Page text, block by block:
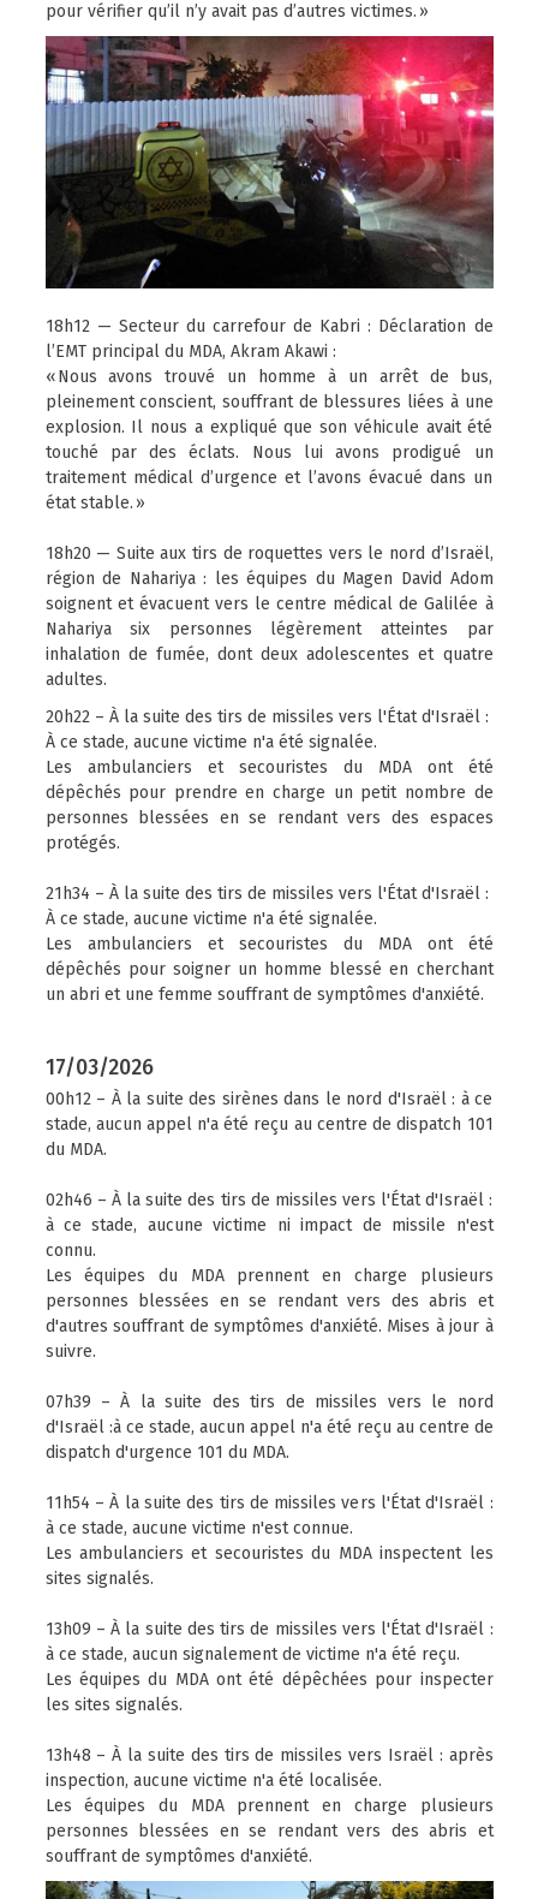
pour vérifier qu’il n’y avait pas d’autres victimes. »
18h12 — Secteur du carrefour de Kabri : Déclaration de
l’EMT principal du MDA, Akram Akawi :
« Nous avons trouvé un homme à un arrêt de bus,
pleinement conscient, souffrant de blessures liées à une
explosion. Il nous a expliqué que son véhicule avait été
touché par des éclats. Nous lui avons prodigué un
traitement médical d’urgence et l’avons évacué dans un
état stable. »
18h20 — Suite aux tirs de roquettes vers le nord d’Israël,
région de Nahariya : les équipes du Magen David Adom
soignent et évacuent vers le centre médical de Galilée à
Nahariya six personnes légèrement atteintes par
inhalation de fumée, dont deux adolescentes et quatre
adultes.
20h22 – À la suite des tirs de missiles vers l'État d'Israël :
À ce stade, aucune victime n'a été signalée.
Les ambulanciers et secouristes du MDA ont été
dépêchés pour prendre en charge un petit nombre de
personnes blessées en se rendant vers des espaces
protégés.
21h34 – À la suite des tirs de missiles vers l'État d'Israël :
À ce stade, aucune victime n'a été signalée.
Les ambulanciers et secouristes du MDA ont été
dépêchés pour soigner un homme blessé en cherchant
un abri et une femme souffrant de symptômes d'anxiété.
17/03/2026
00h12 – À la suite des sirènes dans le nord d'Israël : à ce
stade, aucun appel n'a été reçu au centre de dispatch 101
du MDA.
02h46 – À la suite des tirs de missiles vers l'État d'Israël :
à ce stade, aucune victime ni impact de missile n'est
connu.
Les équipes du MDA prennent en charge plusieurs
personnes blessées en se rendant vers des abris et
d'autres souffrant de symptômes d'anxiété. Mises à jour à
suivre.
07h39 – À la suite des tirs de missiles vers le nord
d'Israël :à ce stade, aucun appel n'a été reçu au centre de
dispatch d'urgence 101 du MDA.
11h54 – À la suite des tirs de missiles vers l'État d'Israël :
à ce stade, aucune victime n'est connue.
Les ambulanciers et secouristes du MDA inspectent les
sites signalés.
13h09 – À la suite des tirs de missiles vers l'État d'Israël :
à ce stade, aucun signalement de victime n'a été reçu.
Les équipes du MDA ont été dépêchées pour inspecter
les sites signalés.
13h48 – À la suite des tirs de missiles vers Israël : après
inspection, aucune victime n'a été localisée.
Les équipes du MDA prennent en charge plusieurs
personnes blessées en se rendant vers des abris et
souffrant de symptômes d'anxiété.